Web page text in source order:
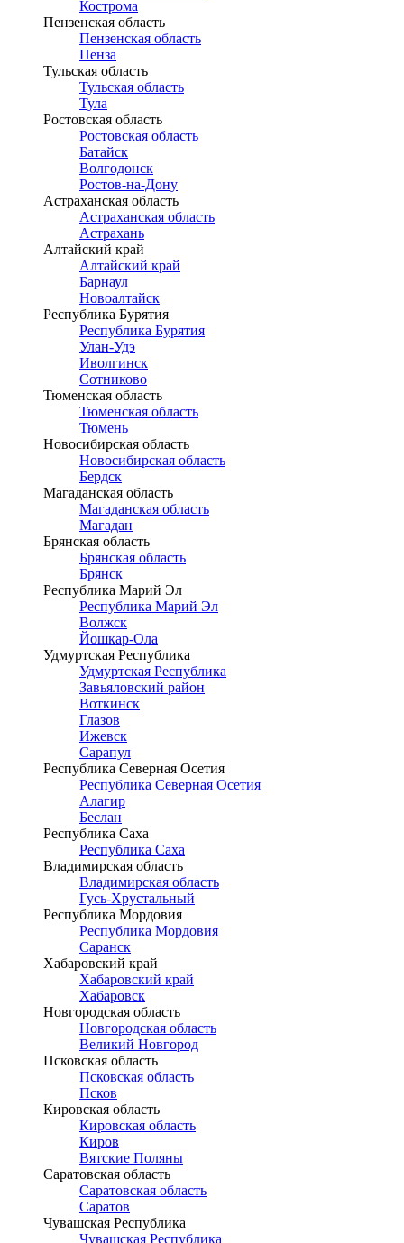
Кострома
Пензенская область
Пензенская область
Пенза
Тульская область
Тульская область
Тула
Ростовская область
Ростовская область
Батайск
Волгодонск
Ростов-на-Дону
Астраханская область
Астраханская область
Астрахань
Алтайский край
Алтайский край
Барнаул
Новоалтайск
Республика Бурятия
Республика Бурятия
Улан-Удэ
Иволгинск
Сотниково
Тюменская область
Тюменская область
Тюмень
Новосибирская область
Новосибирская область
Бердск
Магаданская область
Магаданская область
Магадан
Брянская область
Брянская область
Брянск
Республика Марий Эл
Республика Марий Эл
Волжск
Йошкар-Ола
Удмуртская Республика
Удмуртская Республика
Завьяловский район
Воткинск
Глазов
Ижевск
Сарапул
Республика Северная Осетия
Республика Северная Осетия
Алагир
Беслан
Республика Саха
Республика Саха
Владимирская область
Владимирская область
Гусь-Хрустальный
Республика Мордовия
Республика Мордовия
Саранск
Хабаровский край
Хабаровский край
Хабаровск
Новгородская область
Новгородская область
Великий Новгород
Псковская область
Псковская область
Псков
Кировская область
Кировская область
Киров
Вятские Поляны
Саратовская область
Саратовская область
Саратов
Чувашская Республика
Чувашская Республика